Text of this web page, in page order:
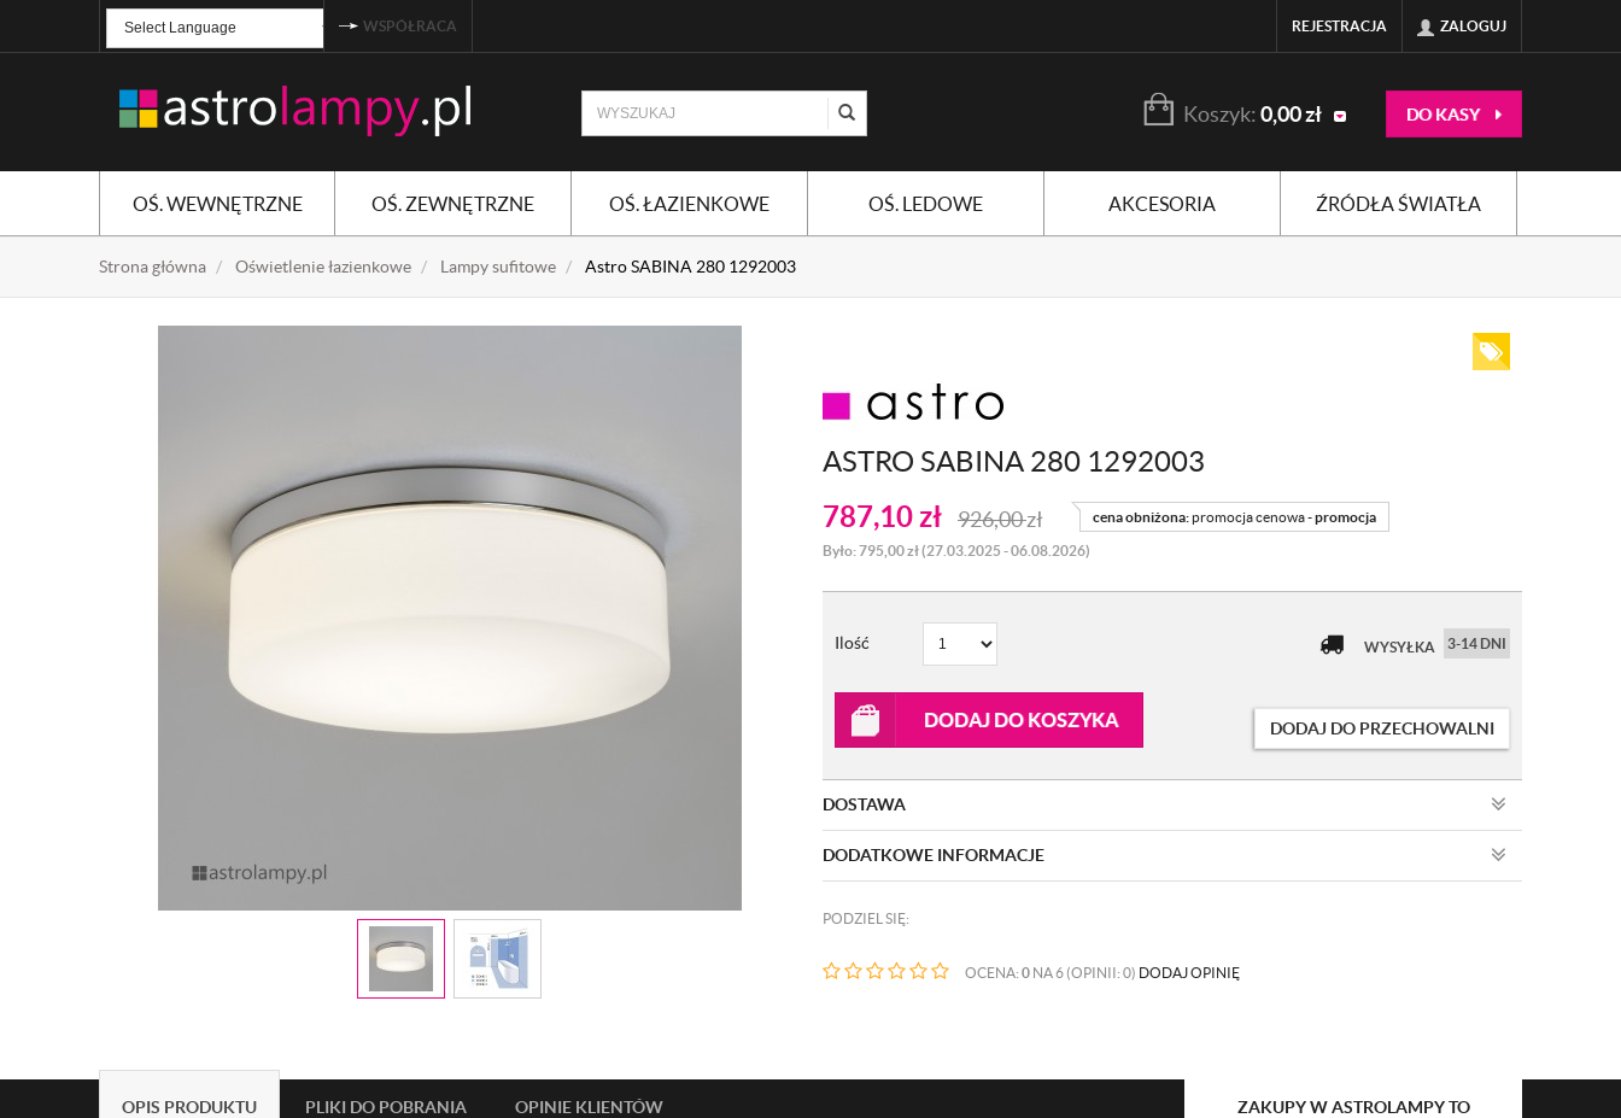
TRANSLATE
WSPÓŁRACA REJESTRACJA ZALOGUJ
Koszyk: 0,00zł DO KASY
OŚ. WEWNĘTRZNE OŚ. ZEWNĘTRZNE OŚ. ŁAZIENKOWE OŚ. LEDOWE AKCESORIA ŹRÓDŁA ŚWIATŁA
Strona główna Oświetlenie łazienkowe Lampy sufitowe Astro SABINA 280 1292003
ASTRO SABINA 280 1292003
787,10zł 926,00zł cena obniżona:promocja cenowa -promocja
Było: 795,00 zł (27.03.2025 - 06.08.2026)
Ilość WYSYŁKA 3-14 DNI
DODAJ DO KOSZYKA DODAJ DO PRZECHOWALNI
DOSTAWA
DODATKOWE INFORMACJE
PODZIEL SIĘ:
OCENA: 0 NA 6 (OPINII: 0) DODAJ OPINIĘ
OPIS PRODUKTU PLIKI DO POBRANIA OPINIE KLIENTÓW ZAKUPY W ASTROLAMPY TO